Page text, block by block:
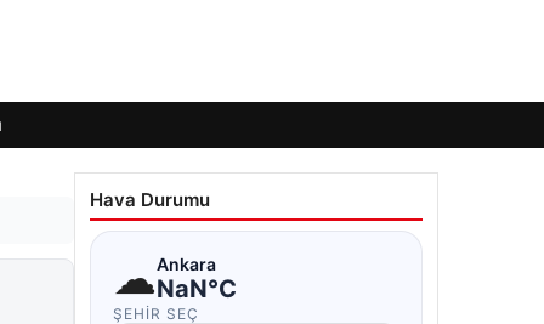
Hava Durumu
☁Ankara
NaN°C
ŞEHIR SEÇ